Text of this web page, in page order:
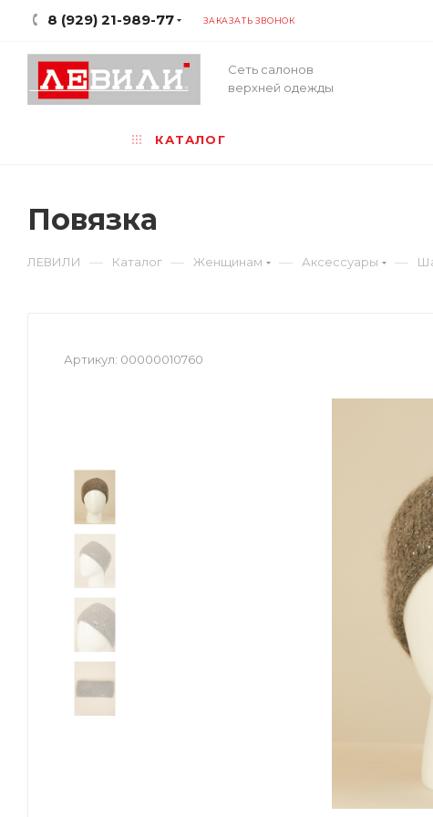
8 (929) 21-989-77 ЗАКАЗАТЬ ЗВОНОК
Сеть салонов
верхней одежды
КАТАЛОГ
Повязка
ЛЕВИЛИ — Каталог — Женщинам — Аксессуары —
Артикул: 00000010760